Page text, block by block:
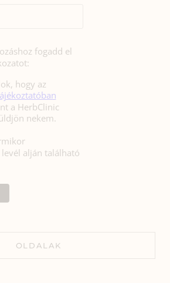
fogadd el
hogy az
a HerbClinic
küldjön nekem.
alján található
OLDALAK